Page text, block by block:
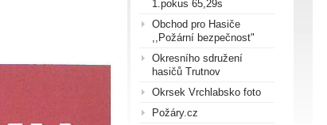
1.pokus 65,29s
Obchod pro Hasiče
,,Požární bezpečnost"
Okresního sdružení
hasičů Trutnov
Okrsek Vrchlabsko foto
Požáry.cz